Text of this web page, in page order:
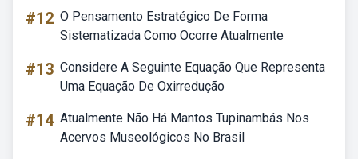
#12 O Pensamento Estratégico De Forma
Sistematizada Como Ocorre Atualmente
#13 Considere A Seguinte Equação Que Representa
Uma Equação De Oxirredução
#14 Atualmente Não Há Mantos Tupinambás Nos
Acervos Museológicos No Brasil